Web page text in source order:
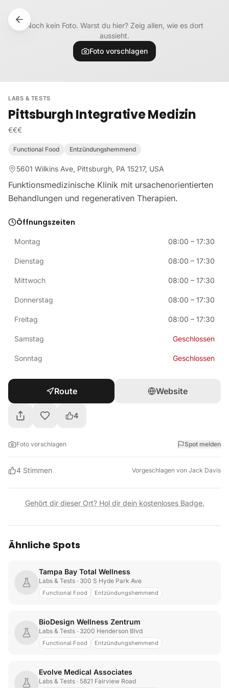
Noch kein Foto. Warst du hier? Zeig allen, wie es dort
aussieht.
Foto vorschlagen
LABS & TESTS
Pittsburgh Integrative Medizin
€€€
Functional Food Entzündungshemmend
5601 Wilkins Ave, Pittsburgh, PA 15217, USA
Funktionsmedizinische Klinik mit ursachenorientierten
Behandlungen und regenerativen Therapien.
Öffnungszeiten
Montag 08:00 – 17:30
Dienstag 08:00 – 17:30
Mittwoch 08:00 – 17:30
Donnerstag 08:00 – 17:30
Freitag 08:00 – 17:30
Samstag Geschlossen
Sonntag Geschlossen
Route Website
4
Foto vorschlagen Spot melden
4 Stimmen Vorgeschlagen von Jack Davis
Gehört dir dieser Ort? Hol dir dein kostenloses Badge.
Ähnliche Spots
Tampa Bay Total Wellness
Labs & Tests · 300 S Hyde Park Ave
Functional Food Entzündungshemmend
BioDesign Wellness Zentrum
Labs & Tests · 3200 Henderson Blvd
Functional Food Entzündungshemmend
Evolve Medical Associates
Labs & Tests · 5821 Fairview Road